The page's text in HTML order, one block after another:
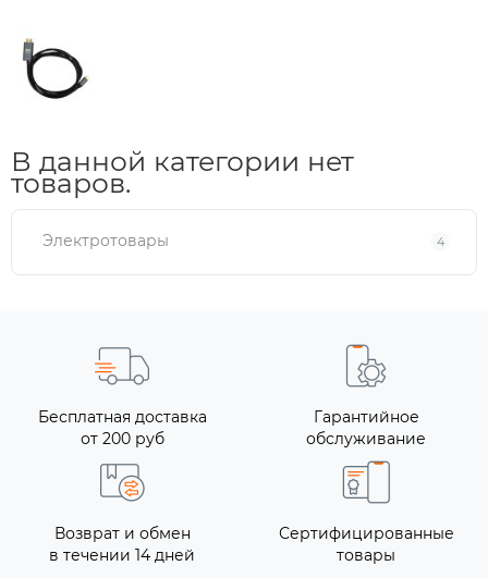
В данной категории нет
товаров.
Электротовары 4
Бесплатная доставка
от 200 руб
Гарантийное
обслуживание
Возврат и обмен
в течении 14 дней
Сертифицированные
товары